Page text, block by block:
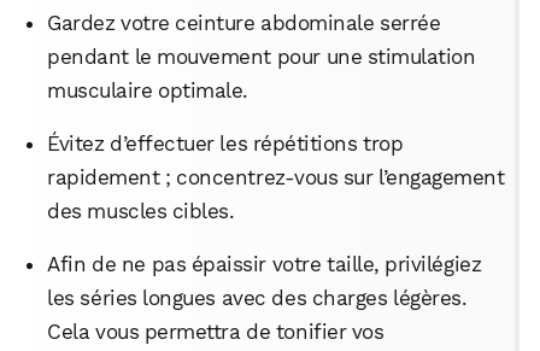
Gardez votre ceinture abdominale serrée
pendant le mouvement pour une stimulation
musculaire optimale.
Évitez d’effectuer les répétitions trop
rapidement ; concentrez-vous sur l’engagement
des muscles cibles.
Afin de ne pas épaissir votre taille, privilégiez
les séries longues avec des charges légères.
Cela vous permettra de tonifier vos